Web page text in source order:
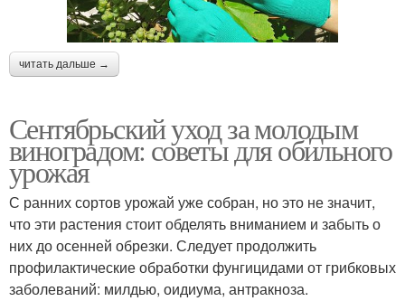
читать дальше →
Сентябрьский уход за молодым
виноградом: советы для обильного
урожая
С ранних сортов урожай уже собран, но это не значит,
что эти растения стоит обделять вниманием и забыть о
них до осенней обрезки. Следует продолжить
профилактические обработки фунгицидами от грибковых
заболеваний: милдью, оидиума, антракноза.